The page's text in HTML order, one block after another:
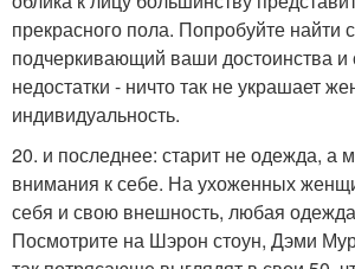
прекрасного пола. Попробуйте найти
подчеркивающий ваши достоинства
недостатки - ничто так не украшает
индивидуальность.
20. и последнее: старит не одежда, а
внимания к себе. На ухоженных
себя и свою внешность, любая
Посмотрите на Шэрон стоун, Дэми